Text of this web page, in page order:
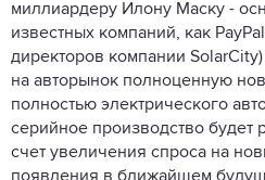
миллиардеру Илону Маску -
известных компаний, как
директоров компании
на авторынок полноценную
полностью электрического
серийное производство будет
счет увеличения спроса на